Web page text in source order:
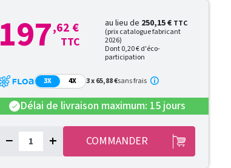
197,62 €
TTC
au lieu de 250,15 € TTC
(prix catalogue fabricant
2026)
Dont 0,20 € d'éco-
participation
3X 4X 3 x 65,88 €sans frais
check Délai de livraison maximum: 15 jours
− + COMMANDER